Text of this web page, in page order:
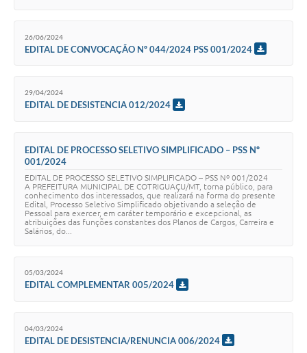
26/06/2024
EDITAL DE CONVOCAÇÃO Nº 044/2024 PSS 001/2024
29/04/2024
EDITAL DE DESISTENCIA 012/2024
EDITAL DE PROCESSO SELETIVO SIMPLIFICADO – PSS Nº
001/2024
EDITAL DE PROCESSO SELETIVO SIMPLIFICADO – PSS Nº 001/2024
A PREFEITURA MUNICIPAL DE COTRIGUAÇU/MT, torna público, para
conhecimento dos interessados, que realizará na forma do presente
Edital, Processo Seletivo Simplificado objetivando a seleção de
Pessoal para exercer, em caráter temporário e excepcional, as
atribuições das funções constantes dos Planos de Cargos, Carreira e
Salários, do...
05/03/2024
EDITAL COMPLEMENTAR 005/2024
04/03/2024
EDITAL DE DESISTENCIA/RENUNCIA 006/2024